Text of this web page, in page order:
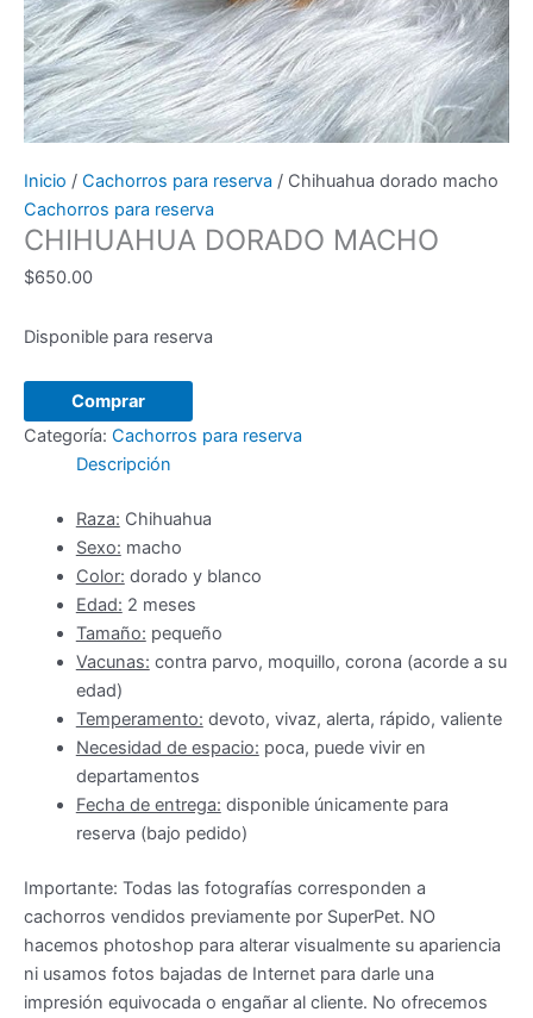
Inicio / Cachorros para reserva / Chihuahua dorado macho
Cachorros para reserva
CHIHUAHUA DORADO MACHO
$650.00
Disponible para reserva
Chihuahua
dorado
macho
Comprar
Categoría: Cachorros para reserva
Descripción
Raza: Chihuahua
Sexo: macho
Color: dorado y blanco
Edad: 2 meses
Tamaño: pequeño
Vacunas: contra parvo, moquillo, corona (acorde a su
edad)
Temperamento: devoto, vivaz, alerta, rápido, valiente
Necesidad de espacio: poca, puede vivir en
departamentos
Fecha de entrega: disponible únicamente para
reserva (bajo pedido)
Importante: Todas las fotografías corresponden a
cachorros vendidos previamente por SuperPet. NO
hacemos photoshop para alterar visualmente su apariencia
ni usamos fotos bajadas de Internet para darle una
impresión equivocada o engañar al cliente. No ofrecemos